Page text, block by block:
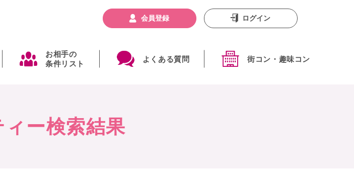
お相手の
条件リスト
よくある質問 街コン・趣味コン
会員登録 ログイン
ー検索結果